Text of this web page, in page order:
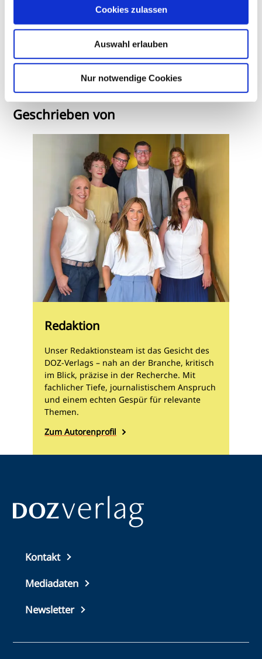
Cookies zulassen
Auswahl erlauben
Nur notwendige Cookies
... und noch viele weitere Themen warten in der
Geschrieben von
Redaktion
Unser Redaktionsteam ist das Gesicht des
DOZ-Verlags – nah an der Branche, kritisch
im Blick, präzise in der Recherche. Mit
fachlicher Tiefe, journalistischem Anspruch
und einem echten Gespür für relevante
Themen.
Zum Autorenprofil
Top
footer
Kontakt
Mediadaten
Newsletter